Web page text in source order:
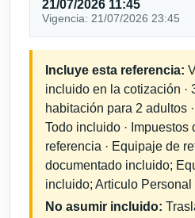
21/07/2026 11:45
Vigencia: 21/07/2026 23:45
Incluye esta referencia:
incluido en la cotización ·
habitación para 2 adultos
Todo incluido ·
referencia · Equipaje de
documentado incluido;
incluido; Articulo Personal
No asumir incluido: